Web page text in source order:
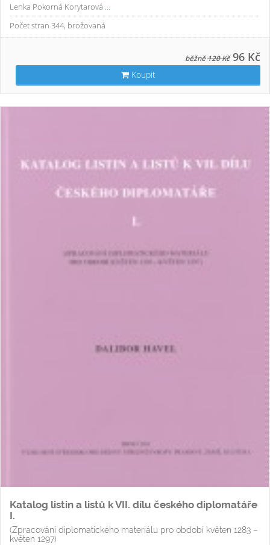
Lenka Pokorná Korytarová ...
Počet stran 344, brožovaná
běžně120 Kč 96 Kč
Koupit
Katalog listin a listů k VII. dílu českého diplomatáře
I.
(Zpracování diplomatického materiálu pro období květen 1283 –
květen 1297)